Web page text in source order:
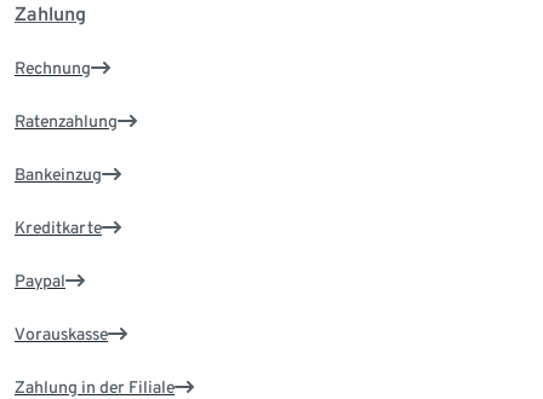
Zahlung
Rechnung
Ratenzahlung
Bankeinzug
Kreditkarte
Paypal
Vorauskasse
Zahlung in der Filiale